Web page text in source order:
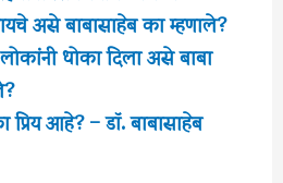
असे बाबासाहेब का म्हणाले?
धोका दिला असे बाबा
प्रिय आहे? – डॉ. बाबासाहेब